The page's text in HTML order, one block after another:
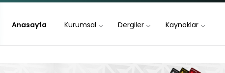
Anasayfa Kurumsal Dergiler Kaynaklar